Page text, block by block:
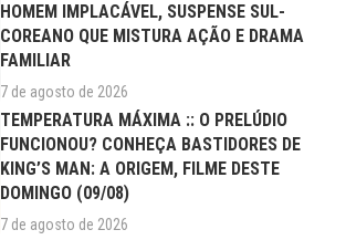
HOMEM IMPLACÁVEL, SUSPENSE SUL-
COREANO QUE MISTURA AÇÃO E DRAMA
FAMILIAR
7 de agosto de 2026
TEMPERATURA MÁXIMA :: O PRELÚDIO
FUNCIONOU? CONHEÇA BASTIDORES DE
KING’S MAN: A ORIGEM, FILME DESTE
DOMINGO (09/08)
7 de agosto de 2026